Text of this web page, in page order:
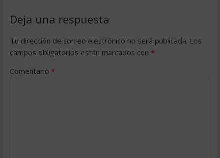
Deja una respuesta
Tu dirección de correo electrónico no será publicada. Los
campos obligatorios están marcados con *
Comentario *